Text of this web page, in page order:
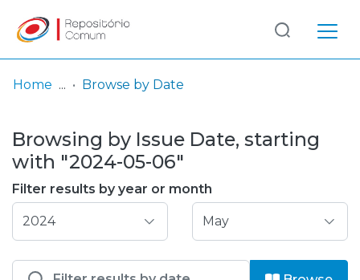
& Collections
Browse repository
Entities
Log
In
(current)
Home Browse by Date
Browsing by Issue Date, starting
with "2024-05-06"
Filter results by year or month